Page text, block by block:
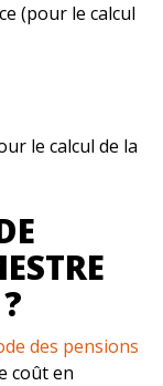
(pour le calcul
le calcul de la
des pensions
coût en